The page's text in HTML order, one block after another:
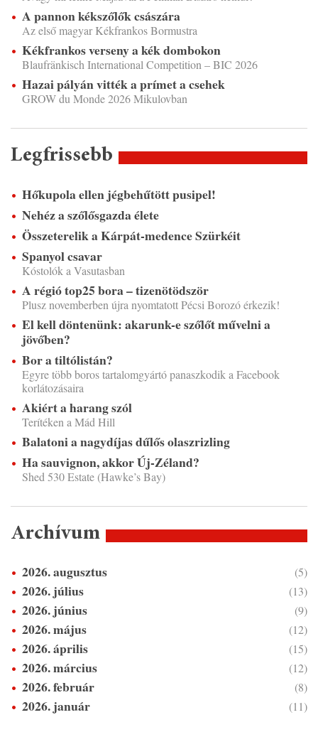
A pannon kékszőlők császára
Az első magyar Kékfrankos Bormustra
Kékfrankos verseny a kék dombokon
Blaufränkisch International Competition – BIC 2026
Hazai pályán vitték a prímet a csehek
GROW du Monde 2026 Mikulovban
Legfrissebb
Hőkupola ellen jégbehűtött pusipel!
Nehéz a szőlősgazda élete
Összeterelik a Kárpát-medence Szürkéit
Spanyol csavar
Kóstolók a Vasutasban
A régió top25 bora – tizenötödször
Plusz novemberben újra nyomtatott Pécsi Borozó érkezik!
El kell döntenünk: akarunk-e szőlőt művelni a
jövőben?
Bor a tiltólistán?
Egyre több boros tartalomgyártó panaszkodik a Facebook
korlátozásaira
Akiért a harang szól
Terítéken a Mád Hill
Balatoni a nagydíjas dűlős olaszrizling
Ha sauvignon, akkor Új-Zéland?
Shed 530 Estate (Hawke’s Bay)
Archívum
2026. augusztus (5)
2026. július (13)
2026. június (9)
2026. május (12)
2026. április (15)
2026. március (12)
2026. február (8)
2026. január (11)